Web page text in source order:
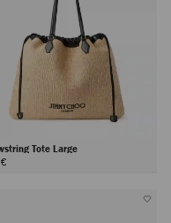
Tote Large